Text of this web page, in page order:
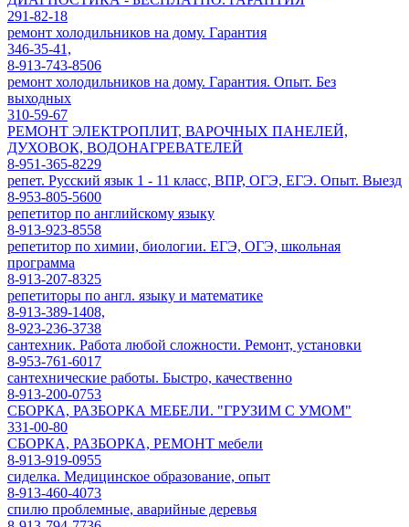
291-82-18
ремонт холодильников на дому. Гарантия
346-35-41,
8-913-743-8506
ремонт холодильников на дому. Гарантия. Опыт. Без
выходных
310-59-67
РЕМОНТ ЭЛЕКТРОПЛИТ, ВАРОЧНЫХ ПАНЕЛЕЙ,
ДУХОВОК, ВОДОНАГРЕВАТЕЛЕЙ
8-951-365-8229
репет. Русский язык 1 - 11 класс, ВПР, ОГЭ, ЕГЭ. Опыт. Выезд
8-953-805-5600
репетитор по английскому языку
8-913-923-8558
репетитор по химии, биологии. ЕГЭ, ОГЭ, школьная
программа
8-913-207-8325
репетиторы по англ. языку и математике
8-913-389-1408,
8-923-236-3738
сантехник. Работа любой сложности. Ремонт, установки
8-953-761-6017
сантехнические работы. Быстро, качественно
8-913-200-0753
СБОРКА, РАЗБОРКА МЕБЕЛИ. "ГРУЗИМ С УМОМ"
331-00-80
СБОРКА, РАЗБОРКА, РЕМОНТ мебели
8-913-919-0955
сиделка. Медицинское образование, опыт
8-913-460-4073
спилю проблемные, аварийные деревья